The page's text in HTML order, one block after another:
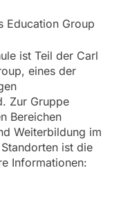
Education Group
ist Teil der Carl
eines der
Zur Gruppe
Bereichen
Weiterbildung im
ist die
Informationen: